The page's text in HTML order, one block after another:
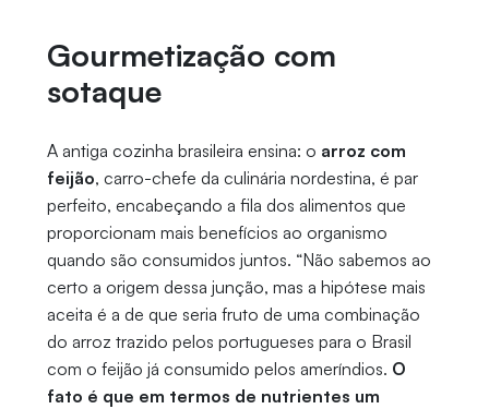
Gourmetização com
sotaque
A antiga cozinha brasileira ensina: o arroz com
feijão, carro-chefe da culinária nordestina, é par
perfeito, encabeçando a fila dos alimentos que
proporcionam mais benefícios ao organismo
quando são consumidos juntos. “Não sabemos ao
certo a origem dessa junção, mas a hipótese mais
aceita é a de que seria fruto de uma combinação
do arroz trazido pelos portugueses para o Brasil
com o feijão já consumido pelos ameríndios. O
fato é que em termos de nutrientes um